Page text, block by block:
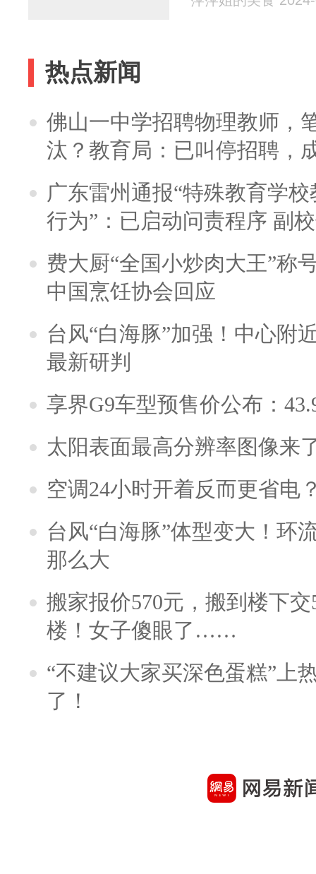
热点新闻
佛山一中学招聘物理教师，
汰？教育局：已叫停招聘，
广东雷州通报“特殊教育学
行为”：已启动问责程序 副
费大厨“全国小炒肉大王”称
中国烹饪协会回应
台风“白海豚”加强！中心附
最新研判
享界G9车型预售价公布：
太阳表面最高分辨率图像来
空调24小时开着反而更省电
台风“白海豚”体型变大！环
那么大
搬家报价570元，搬到楼下
楼！女子傻眼了……
“不建议大家买深色蛋糕”上
了！